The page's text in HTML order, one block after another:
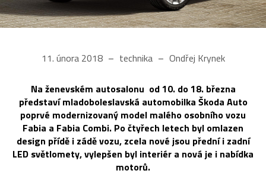
11. února 2018 technika Ondřej Krynek
Na ženevském autosalonu od 10. do 18. března
představí mladoboleslavská automobilka Škoda Auto
poprvé modernizovaný model malého osobního vozu
Fabia a Fabia Combi. Po čtyřech letech byl omlazen
design přídě i zádě vozu, zcela nové jsou přední i zadní
LED světlomety, vylepšen byl interiér a nová je i nabídka
motorů.